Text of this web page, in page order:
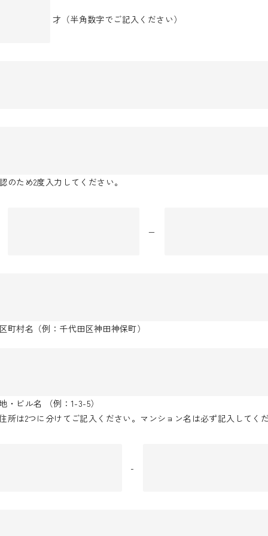
才 （半角数字でご記入ください）
のため2度入力してください。
−
町村名（例：千代田区神田神保町）
・ビル名 （例：1-3-5）
所は2つに分けてご記入ください。マンション名は必ず記入してくだ
-